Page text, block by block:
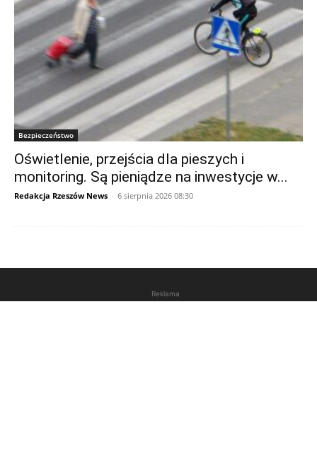
Bezpieczeństwo
Oświetlenie, przejścia dla pieszych i
monitoring. Są pieniądze na inwestycje w...
Redakcja Rzeszów News - 6 sierpnia 2026 08:30
Reklama